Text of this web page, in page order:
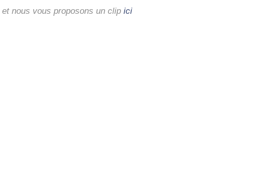
et nous vous pro­po­sons un clip ici